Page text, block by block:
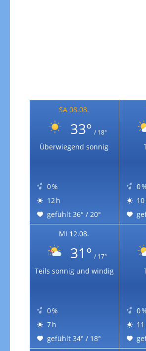
SA 08.08.
33° / 18°
Überwiegend sonnig
0 %
12 h
gefühlt 36° / 20°
0
10
MI 12.08.
31° / 17°
Teils sonnig und windig
0 %
7 h
gefühlt 34° / 18°
0
11
Zur